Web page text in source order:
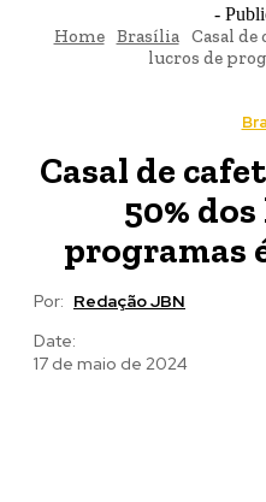
-
Home Brasília Casal de
lucros de
Casal de
50%
programas
Por: Redação JBN
Date:
17 de maio de 2024